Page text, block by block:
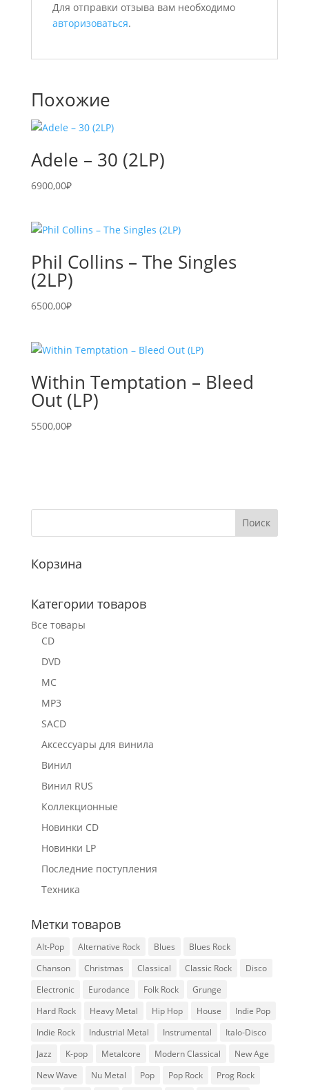
Для отправки отзыва вам необходимо
авторизоваться.
Похожие
Adele – 30 (2LP)
6900,00₽
Phil Collins – The Singles
(2LP)
6500,00₽
Within Temptation – Bleed
Out (LP)
5500,00₽
Корзина
Категории товаров
Все товары
CD
DVD
MC
MP3
SACD
Аксессуары для винила
Винил
Винил RUS
Коллекционные
Новинки CD
Новинки LP
Последние поступления
Техника
Метки товаров
Alt-Pop Alternative Rock Blues
Blues Rock
Chanson
Christmas Classical Classic Rock
Disco
Electronic
Eurodance Folk Rock
Grunge
Hard Rock
Heavy Metal Hip Hop House
Indie Pop
Indie Rock
Industrial Metal Instrumental
Italo-Disco
Jazz
K-pop Metalcore Modern Classical
New Age
New Wave
Nu Metal Pop Pop Rock Prog Rock